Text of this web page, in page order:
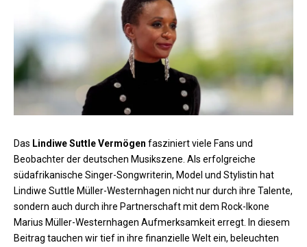
Das Lindiwe Suttle Vermögen fasziniert viele Fans und
Beobachter der deutschen Musikszene. Als erfolgreiche
südafrikanische Singer-Songwriterin, Model und Stylistin hat
Lindiwe Suttle Müller-Westernhagen nicht nur durch ihre Talente,
sondern auch durch ihre Partnerschaft mit dem Rock-Ikone
Marius Müller-Westernhagen Aufmerksamkeit erregt. In diesem
Beitrag tauchen wir tief in ihre finanzielle Welt ein, beleuchten